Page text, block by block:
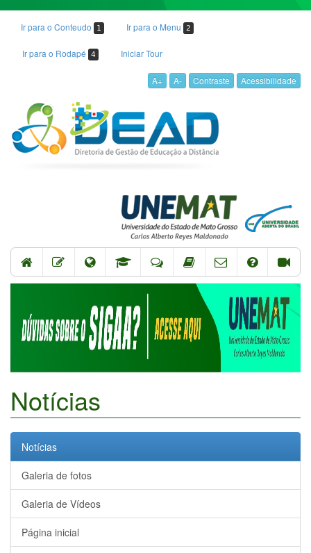
Ir para o Conteudo 1 Ir para o Menu 2
Ir para o Rodapé 4 Iniciar Tour
A+ A- Contraste Acessibilidade
Notícias
Notícias
Galeria de fotos
Galeria de Vídeos
Página inicial